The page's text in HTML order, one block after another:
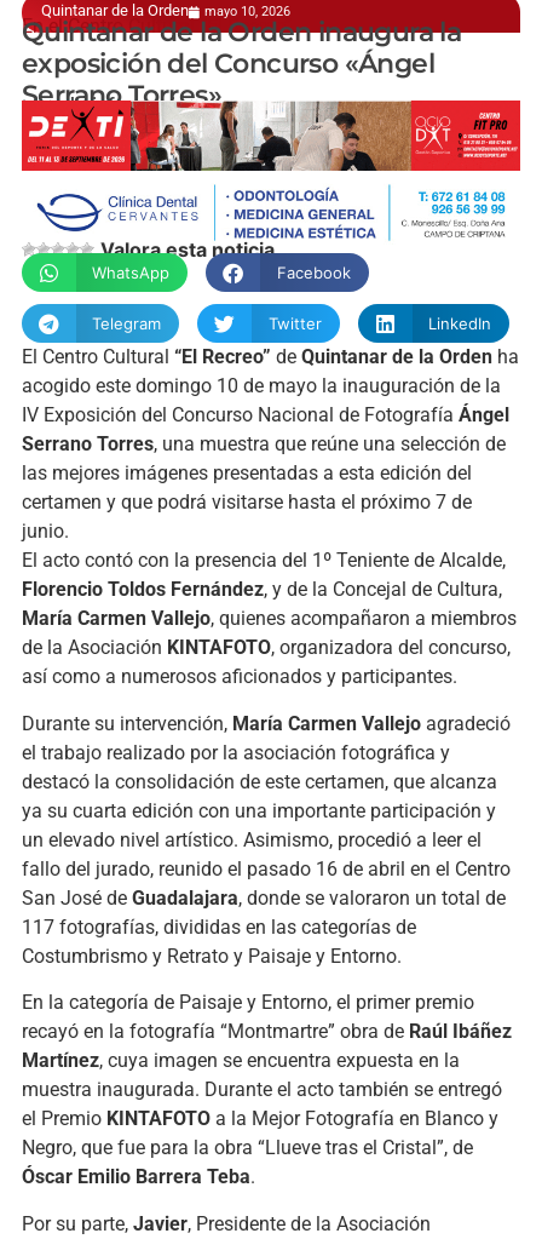
Quintanar de la Orden mayo 10, 2026
En el Centro Cultural “El Recreo”
Quintanar de la Orden inaugura la
exposición del Concurso «Ángel
Serrano Torres»
manchainformacion.com
Valora esta noticia
WhatsApp Facebook
Telegram Twitter LinkedIn
El Centro Cultural “El Recreo” de Quintanar de la Ordenha
acogido este domingo 10 de mayo la inauguración de la
IV Exposición del Concurso Nacional de Fotografía Ángel
Serrano Torres, una muestra que reúne una selección de
las mejores imágenes presentadas a esta edición del
certamen y que podrá visitarse hasta el próximo 7 de
junio.
El acto contó con la presencia del 1º Teniente de Alcalde,
Florencio Toldos Fernández, y de la Concejal de Cultura,
María Carmen Vallejo, quienes acompañaron a miembros
de la Asociación KINTAFOTO, organizadora del concurso,
así como a numerosos aficionados y participantes.
Durante su intervención, María Carmen Vallejoagradeció
el trabajo realizado por la asociación fotográfica y
destacó la consolidación de este certamen, que alcanza
ya su cuarta edición con una importante participación y
un elevado nivel artístico. Asimismo, procedió a leer el
fallo del jurado, reunido el pasado 16 de abril en el Centro
San José de Guadalajara, donde se valoraron un total de
117 fotografías, divididas en las categorías de
Costumbrismo y Retrato y Paisaje y Entorno.
En la categoría de Paisaje y Entorno, el primer premio
recayó en la fotografía “Montmartre” obra de Raúl Ibáñez
Martínez, cuya imagen se encuentra expuesta en la
muestra inaugurada. Durante el acto también se entregó
el Premio KINTAFOTOa la Mejor Fotografía en Blanco y
Negro, que fue para la obra “Llueve tras el Cristal”, de
Óscar Emilio Barrera Teba.
Por su parte, Javier, Presidente de la Asociación